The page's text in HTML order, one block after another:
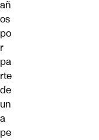
añ
os
po
r
pa
rte
de
un
a
pe